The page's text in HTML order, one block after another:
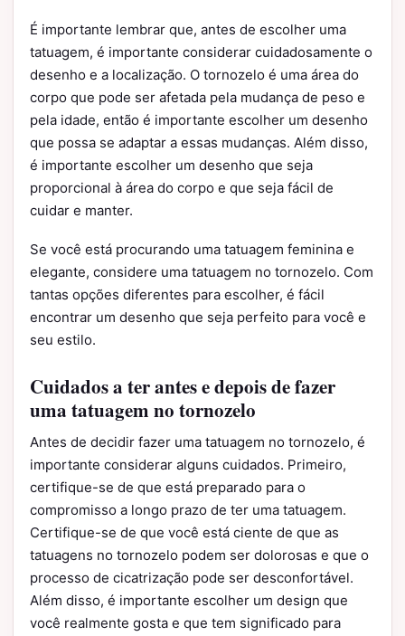
É importante lembrar que, antes de escolher uma
tatuagem, é importante considerar cuidadosamente o
desenho e a localização. O tornozelo é uma área do
corpo que pode ser afetada pela mudança de peso e
pela idade, então é importante escolher um desenho
que possa se adaptar a essas mudanças. Além disso,
é importante escolher um desenho que seja
proporcional à área do corpo e que seja fácil de
cuidar e manter.
Se você está procurando uma tatuagem feminina e
elegante, considere uma tatuagem no tornozelo. Com
tantas opções diferentes para escolher, é fácil
encontrar um desenho que seja perfeito para você e
seu estilo.
Cuidados a ter antes e depois de fazer
uma tatuagem no tornozelo
Antes de decidir fazer uma tatuagem no tornozelo, é
importante considerar alguns cuidados. Primeiro,
certifique-se de que está preparado para o
compromisso a longo prazo de ter uma tatuagem.
Certifique-se de que você está ciente de que as
tatuagens no tornozelo podem ser dolorosas e que o
processo de cicatrização pode ser desconfortável.
Além disso, é importante escolher um design que
você realmente gosta e que tem significado para